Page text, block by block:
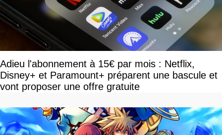
Adieu l'abonnement à 15€ par mois : Netflix,
Disney+ et Paramount+ préparent une bascule et
vont proposer une offre gratuite